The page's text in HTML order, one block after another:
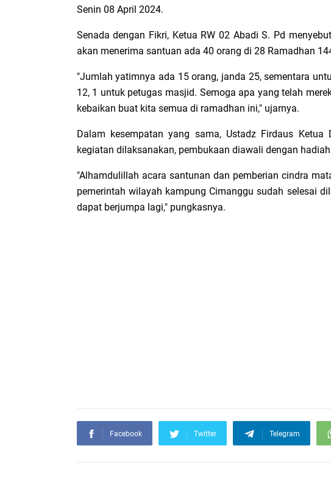
Senin 08 April 2024.
Senada dengan Fikri, Ketua RW 02 Abadi S. Pd
akan menerima santuan ada 40 orang di 28 Ramadhan
"Jumlah yatimnya ada 15 orang, janda 25, sementara
12, 1 untuk petugas masjid. Semoga apa yang telah
kebaikan buat kita semua di ramadhan ini," ujarnya.
Dalam kesempatan yang sama, Ustadz Firdaus Ketua
kegiatan dilaksanakan, pembukaan diawali dengan
"Alhamdulillah acara santunan dan pemberian cindra
pemerintah wilayah kampung Cimanggu sudah selesai
dapat berjumpa lagi," pungkasnya.
Facebook Twitter Telegram